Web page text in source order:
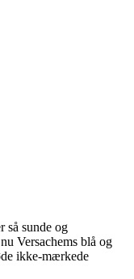
så sunde og
Versachems blå og
ikke-mærkede